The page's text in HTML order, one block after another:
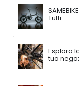
Tutti
Esplora
tuo